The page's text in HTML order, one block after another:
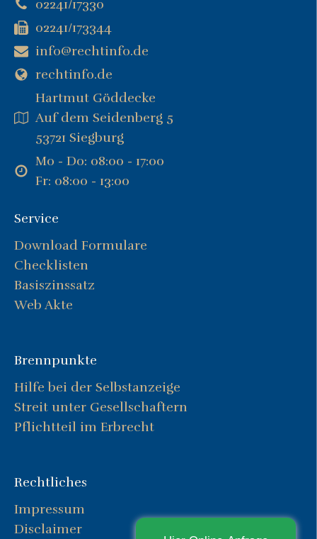
02241/17330
02241/173344
info@rechtinfo.de
rechtinfo.de
Hartmut Göddecke
Auf dem Seidenberg 5
53721 Siegburg
Mo - Do: 08:00 - 17:00
Fr: 08:00 - 13:00
Service
Download Formulare
Checklisten
Basiszinssatz
Web Akte
Brennpunkte
Hilfe bei der Selbstanzeige
Streit unter Gesellschaftern
Pflichtteil im Erbrecht
Rechtliches
Impressum
Disclaimer